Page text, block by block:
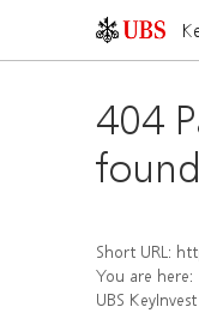
404
found
Short URL:
You are here:
UBS